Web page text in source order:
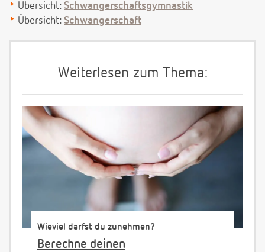
Übersicht: Schwangerschaftsgymnastik
Übersicht: Schwangerschaft
Weiterlesen zum Thema:
Wieviel darfst du zunehmen?
Berechne deinen